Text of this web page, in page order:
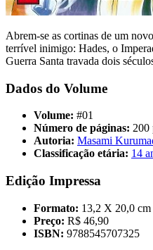
Abrem-se as cortinas de um
terrível inimigo: Hades, o
Guerra Santa travada dois
Dados do Volume
Volume: #01
Número de páginas: 200
Autoria: Masami
Classificação etária: 14
Edição Impressa
Formato: 13,2 X 20,0 cm
Preço: R$ 46,90
ISBN: 9788545707325